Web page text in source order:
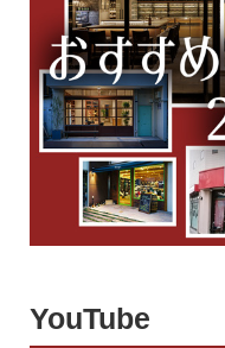
YouTube